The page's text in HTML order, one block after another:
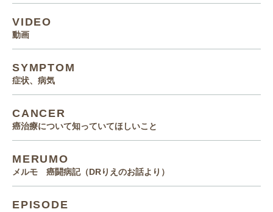
VIDEO
動画
SYMPTOM
症状、病気
CANCER
癌治療について知っていてほしいこと
MERUMO
メルモ 癌闘病記（DRりえのお話より）
EPISODE